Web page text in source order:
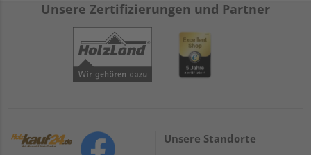
Unsere Zertifizierungen und Partner
Unsere Standorte